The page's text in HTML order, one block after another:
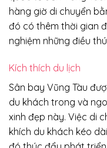
hàng giờ di chuyển
đó có thêm thời gian
nghiệm những điều
Kích thích du lịch
Sân bay Vũng Tàu
du khách trong và
xinh đẹp này. Việc di
khích du khách kéo